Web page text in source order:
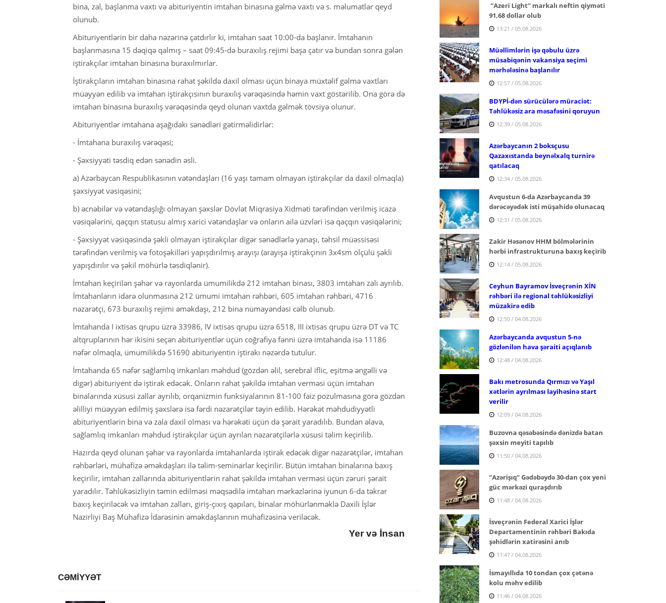
bina, zal, başlanma vaxtı və abituriyentin imtahan binasına gəlmə vaxtı və s. məlumatlar qeyd
olunub.
Abituriyentlərin bir daha nəzərinə çatdırlır ki, imtahan saat 10:00-da başlanır. İmtahanın
başlanmasına 15 dəqiqə qalmış – saat 09:45-də buraxılış rejimi başa çatır və bundan sonra gələn
iştirakçılar imtahan binasına buraxılmırlar.
İştirakçıların imtahan binasına rahat şəkildə daxil olması üçün binaya müxtəlif gəlmə vaxtları
müəyyən edilib və imtahan iştirakçısının buraxılış vərəqəsində həmin vaxt göstərilib. Ona görə də
imtahan binasına buraxılış vərəqəsində qeyd olunan vaxtda gəlmək tövsiyə olunur.
Abituriyentlər imtahana aşağıdakı sənədləri gətirməlidirlər:
- İmtahana buraxılış vərəqəsi;
- Şəxsiyyəti təsdiq edən sənədin əsli.
a) Azərbaycan Respublikasının vətəndaşları (16 yaşı tamam olmayan iştirakçılar da daxil olmaqla)
şəxsiyyət vəsiqəsini;
b) əcnəbilər və vətəndaşlığı olmayan şəxslər Dövlət Miqrasiya Xidməti tərəfindən verilmiş icazə
vəsiqələrini, qaçqın statusu almış xarici vətəndaşlar və onların ailə üzvləri isə qaçqın vəsiqələrini;
- Şəxsiyyət vəsiqəsində şəkli olmayan iştirakçılar digər sənədlərlə yanaşı, təhsil müəssisəsi
tərəfindən verilmiş və fotoşəkilləri yapışdırılmış arayışı (arayışa iştirakçının 3x4sm ölçülü şəkli
yapışdırılır və şəkil möhürlə təsdiqlənir).
İmtahan keçirilən şəhər və rayonlarda ümumilikdə 212 imtahan binası, 3803 imtahan zalı ayrılıb.
İmtahanların idarə olunmasına 212 ümumi imtahan rəhbəri, 605 imtahan rəhbəri, 4716
nəzarətçi, 673 buraxılış rejimi əməkdaşı, 212 bina nümayəndəsi cəlb olunub.
İmtahanda I ixtisas qrupu üzrə 33986, IV ixtisas qrupu üzrə 6518, III ixtisas qrupu üzrə DT və TC
altqruplarının hər ikisini seçən abituriyentlər üçün coğrafiya fənni üzrə imtahanda isə 11186
nəfər olmaqla, ümumilikdə 51690 abituriyentin iştirakı nəzərdə tutulur.
İmtahanda 65 nəfər sağlamlıq imkanları məhdud (gözdən əlil, serebral iflic, eşitmə əngəlli və
digər) abituriyent də iştirak edəcək. Onların rahat şəkildə imtahan verməsi üçün imtahan
binalarında xüsusi zallar ayrılıb, orqanizmin funksiyalarının 81-100 faiz pozulmasına görə gözdən
əlilliyi müəyyən edilmiş şəxslərə isə fərdi nəzarətçilər təyin edilib. Hərəkət məhdudiyyətli
abituriyentlərin bina və zala daxil olması və hərəkəti üçün də şərait yaradılıb. Bundan əlavə,
sağlamlıq imkanları məhdud iştirakçılar üçün ayrılan nəzarətçilərlə xüsusi təlim keçirilib.
Hazırda qeyd olunan şəhər və rayonlarda imtahanlarda iştirak edəcək digər nəzarətçilər, imtahan
rəhbərləri, mühafizə əməkdaşları ilə təlim-seminarlar keçirilir. Bütün imtahan binalarına baxış
keçirilir, imtahan zallarında abituriyentlərin rahat şəkildə imtahan verməsi üçün zəruri şərait
yaradılır. Təhlükəsizliyin təmin edilməsi məqsədilə imtahan mərkəzlərinə iyunun 6-da təkrar
baxış keçiriləcək və imtahan zalları, giriş-çıxış qapıları, binalar möhürlənməklə Daxili İşlər
Nazirliyi Baş Mühafizə İdarəsinin əməkdaşlarının mühafizəsinə veriləcək.
Yer və İnsan
CƏMİYYƏT
“Azeri Light” markalı neftin qiyməti
91,68 dollar olub
13:21 / 05.08.2026
Müəllimlərin işə qəbulu üzrə
müsabiqənin vakansiya seçimi
mərhələsinə başlanılır
12:57 / 05.08.2026
BDYPİ-dən sürücülərə müraciət:
Təhlükəsiz ara məsafəsini qoruyun
12:39 / 05.08.2026
Azərbaycanın 2 boksçusu
Qazaxıstanda beynəlxalq turnirə
qatılacaq
12:34 / 05.08.2026
Avqustun 6-da Azərbaycanda 39
dərəcəyədək isti müşahidə olunacaq
12:31 / 05.08.2026
Zakir Həsənov HHM bölmələrinin
hərbi infrastrukturuna baxış keçirib
12:14 / 05.08.2026
Ceyhun Bayramov İsveçrənin XİN
rəhbəri ilə regional təhlükəsizliyi
müzakirə edib
12:50 / 04.08.2026
Azərbaycanda avqustun 5-nə
gözlənilən hava şəraiti açıqlanıb
12:48 / 04.08.2026
Bakı metrosunda Qırmızı və Yaşıl
xətlərin ayrılması layihəsinə start
verilir
12:09 / 04.08.2026
Buzovna qəsəbəsində dənizdə batan
şəxsin meyiti tapılıb
11:50 / 04.08.2026
“Azərişıq” Gədəbəydə 30-dan çox yeni
güc mərkəzi quraşdırıb
11:48 / 04.08.2026
İsveçrənin Federal Xarici İşlər
Departamentinin rəhbəri Bakıda
şəhidlərin xatirəsini anıb
11:47 / 04.08.2026
İsmayıllıda 10 tondan çox çətənə
kolu məhv edilib
11:46 / 04.08.2026